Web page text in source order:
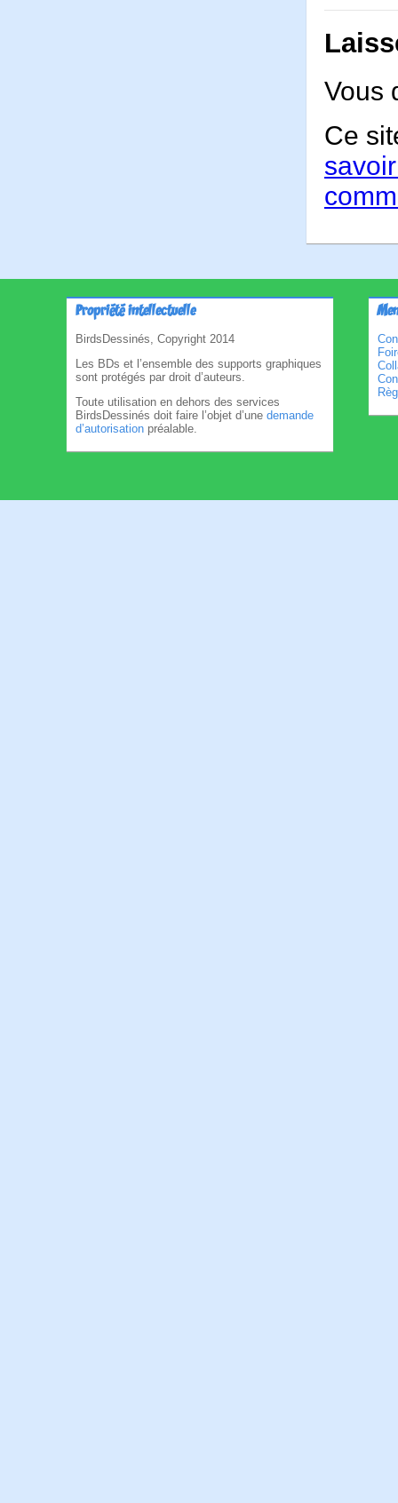
Vous
Ce
Propriété intellectuelle
BirdsDessinés, Copyright 2014
Les BDs et l’ensemble des supports graphiques
sont protégés par droit d’auteurs.
Toute utilisation en dehors des services
BirdsDessinés doit faire l’objet d’une demande
d’autorisation préalable.